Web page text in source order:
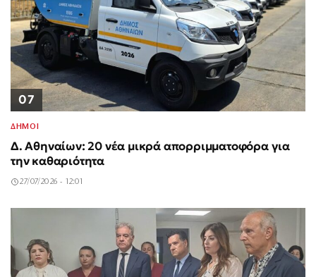
07
ΔΗΜΟΙ
Δ. Αθηναίων: 20 νέα μικρά απορριμματοφόρα για
την καθαριότητα
27/07/2026 - 12:01